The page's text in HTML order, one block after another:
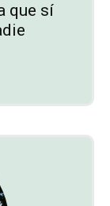
que sí